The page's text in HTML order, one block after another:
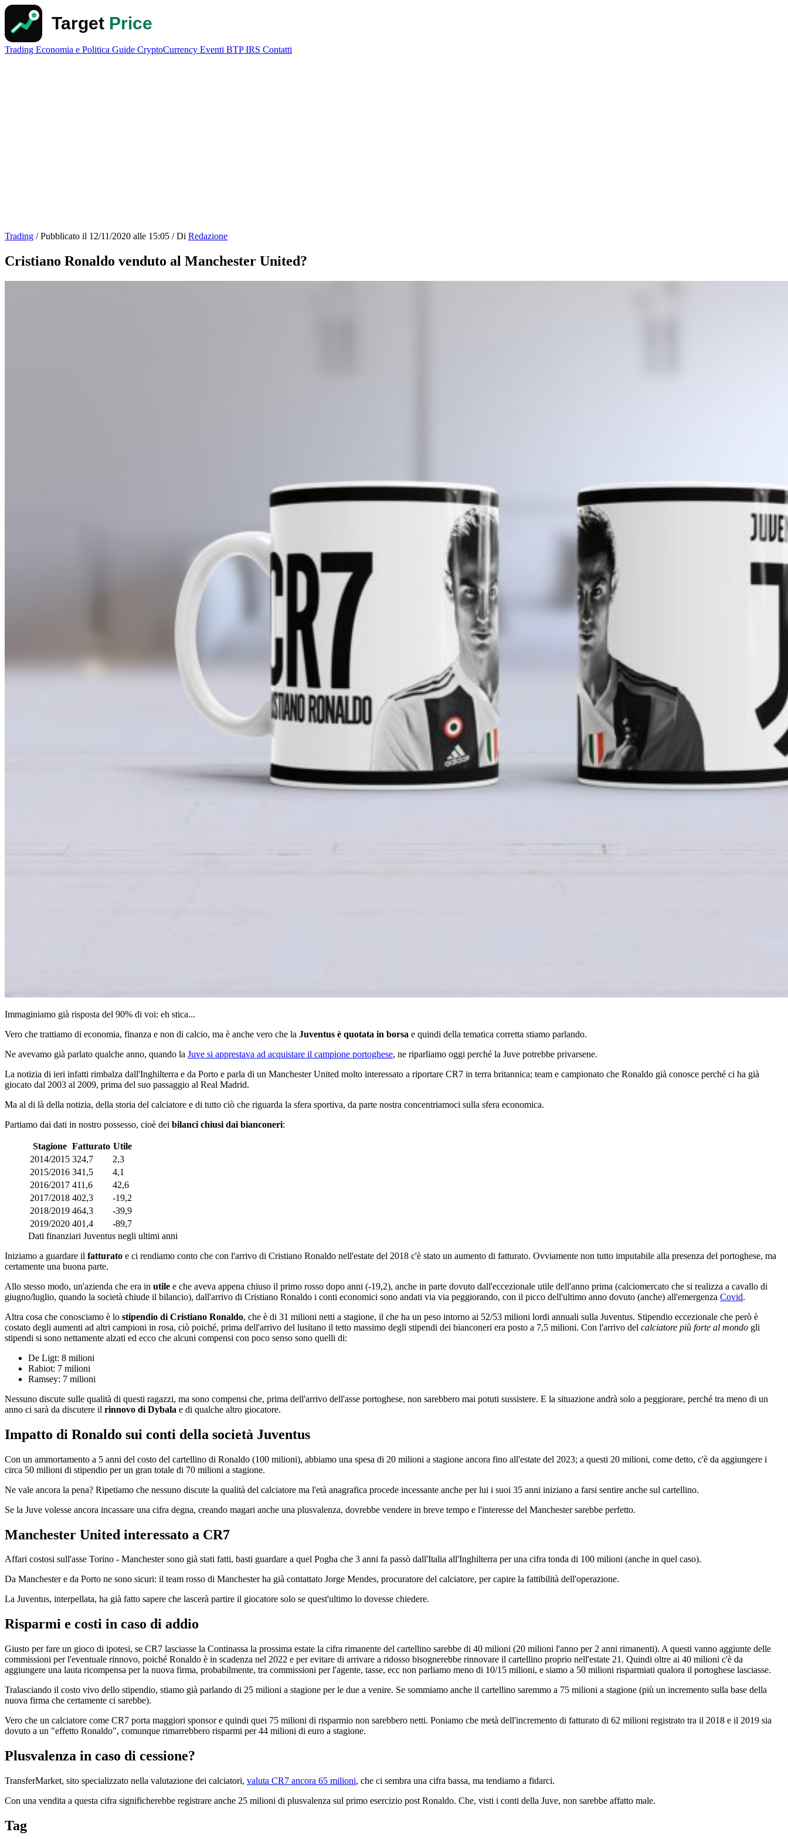
Trading Economia e Politica Guide CryptoCurrency Eventi BTPIRS Contatti
Trading / Pubblicato il 12/11/2020 alle 15:05 / Di Redazione
Cristiano Ronaldo venduto al Manchester United?
Immaginiamo già risposta del 90% di voi: eh stica...
Vero che trattiamo di economia, finanza e non di calcio, ma è anche vero che la Juventus è quotata in borsa e quindi della tematica corretta stiamo parlando.
Ne avevamo già parlato qualche anno, quando la Juve si apprestava ad acquistare il campione portoghese, ne riparliamo oggi perché la Juve potrebbe privarsene.
La notizia di ieri infatti rimbalza dall'Inghilterra e da Porto e parla di un Manchester United molto interessato a riportare CR7 in terra britannica; team e campionato che Ronaldo già conosce perché ci ha già
giocato dal 2003 al 2009, prima del suo passaggio al Real Madrid.
Ma al di là della notizia, della storia del calciatore e di tutto ciò che riguarda la sfera sportiva, da parte nostra concentriamoci sulla sfera economica.
Partiamo dai dati in nostro possesso, cioè dei bilanci chiusi dai bianconeri:
Stagione Fatturato Utile
2014/2015 324,7
2,3
2015/2016 341,5
4,1
2016/2017 411,6
42,6
2017/2018 402,3
-19,2
2018/2019 464,3
-39,9
2019/2020 401,4
-89,7
Dati finanziari Juventus negli ultimi anni
Iniziamo a guardare il fatturato e ci rendiamo conto che con l'arrivo di Cristiano Ronaldo nell'estate del 2018 c'è stato un aumento di fatturato. Ovviamente non tutto imputabile alla presenza del portoghese, ma
certamente una buona parte.
Allo stesso modo, un'azienda che era in utile e che aveva appena chiuso il primo rosso dopo anni (-19,2), anche in parte dovuto dall'eccezionale utile dell'anno prima (calciomercato che si realizza a cavallo di
giugno/luglio, quando la società chiude il bilancio), dall'arrivo di Cristiano Ronaldo i conti economici sono andati via via peggiorando, con il picco dell'ultimo anno dovuto (anche) all'emergenza Covid.
Altra cosa che conosciamo è lo stipendio di Cristiano Ronaldo, che è di 31 milioni netti a stagione, il che ha un peso intorno ai 52/53 milioni lordi annuali sulla Juventus. Stipendio eccezionale che però è
costato degli aumenti ad altri campioni in rosa, ciò poiché, prima dell'arrivo del lusitano il tetto massimo degli stipendi dei bianconeri era posto a 7,5 milioni. Con l'arrivo del calciatore più forte al mondo gli
stipendi si sono nettamente alzati ed ecco che alcuni compensi con poco senso sono quelli di:
De Ligt: 8 milioni
Rabiot: 7 milioni
Ramsey: 7 milioni
Nessuno discute sulle qualità di questi ragazzi, ma sono compensi che, prima dell'arrivo dell'asse portoghese, non sarebbero mai potuti sussistere. E la situazione andrà solo a peggiorare, perché tra meno di un
anno ci sarà da discutere il rinnovo di Dybala e di qualche altro giocatore.
Impatto di Ronaldo sui conti della società Juventus
Con un ammortamento a 5 anni del costo del cartellino di Ronaldo (100 milioni), abbiamo una spesa di 20 milioni a stagione ancora fino all'estate del 2023; a questi 20 milioni, come detto, c'è da aggiungere i
circa 50 milioni di stipendio per un gran totale di 70 milioni a stagione.
Ne vale ancora la pena? Ripetiamo che nessuno discute la qualità del calciatore ma l'età anagrafica procede incessante anche per lui i suoi 35 anni iniziano a farsi sentire anche sul cartellino.
Se la Juve volesse ancora incassare una cifra degna, creando magari anche una plusvalenza, dovrebbe vendere in breve tempo e l'interesse del Manchester sarebbe perfetto.
Manchester United interessato a CR7
Affari costosi sull'asse Torino - Manchester sono già stati fatti, basti guardare a quel Pogba che 3 anni fa passò dall'Italia all'Inghilterra per una cifra tonda di 100 milioni (anche in quel caso).
Da Manchester e da Porto ne sono sicuri: il team rosso di Manchester ha già contattato Jorge Mendes, procuratore del calciatore, per capire la fattibilità dell'operazione.
La Juventus, interpellata, ha già fatto sapere che lascerà partire il giocatore solo se quest'ultimo lo dovesse chiedere.
Risparmi e costi in caso di addio
Giusto per fare un gioco di ipotesi, se CR7 lasciasse la Continassa la prossima estate la cifra rimanente del cartellino sarebbe di 40 milioni (20 milioni l'anno per 2 anni rimanenti). A questi vanno aggiunte delle
commissioni per l'eventuale rinnovo, poiché Ronaldo è in scadenza nel 2022 e per evitare di arrivare a ridosso bisognerebbe rinnovare il cartellino proprio nell'estate 21. Quindi oltre ai 40 milioni c'è da
aggiungere una lauta ricompensa per la nuova firma, probabilmente, tra commissioni per l'agente, tasse, ecc non parliamo meno di 10/15 milioni, e siamo a 50 milioni risparmiati qualora il portoghese lasciasse.
Tralasciando il costo vivo dello stipendio, stiamo già parlando di 25 milioni a stagione per le due a venire. Se sommiamo anche il cartellino saremmo a 75 milioni a stagione (più un incremento sulla base della
nuova firma che certamente ci sarebbe).
Vero che un calciatore come CR7 porta maggiori sponsor e quindi quei 75 milioni di risparmio non sarebbero netti. Poniamo che metà dell'incremento di fatturato di 62 milioni registrato tra il 2018 e il 2019 sia
dovuto a un "effetto Ronaldo", comunque rimarrebbero risparmi per 44 milioni di euro a stagione.
Plusvalenza in caso di cessione?
TransferMarket, sito specializzato nella valutazione dei calciatori, valuta CR7 ancora 65 milioni, che ci sembra una cifra bassa, ma tendiamo a fidarci.
Con una vendita a questa cifra significherebbe registrare anche 25 milioni di plusvalenza sul primo esercizio post Ronaldo. Che, visti i conti della Juve, non sarebbe affatto male.
Tag